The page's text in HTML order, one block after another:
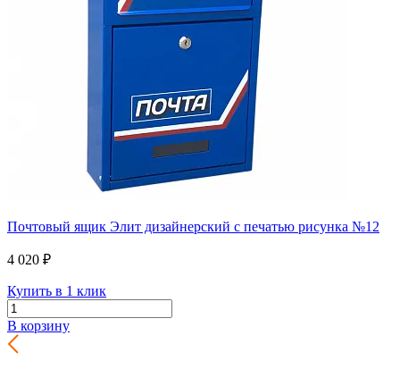
Почтовый ящик Элит дизайнерский с печатью рисунка №12
4 020 ₽
Купить в 1 клик
В корзину